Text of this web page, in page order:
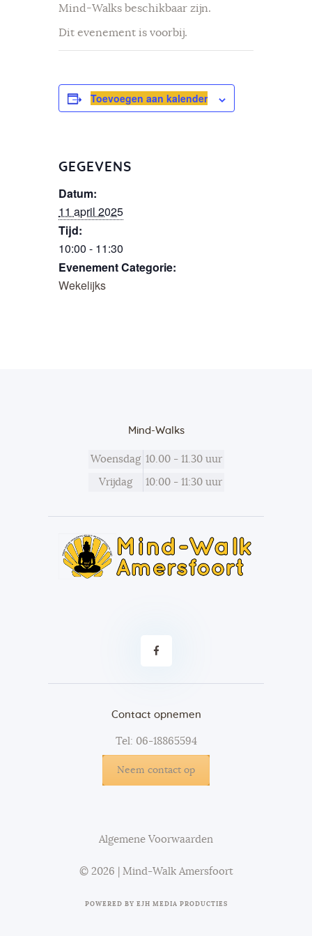
Mind-Walks beschikbaar zijn.
Dit evenement is voorbij.
Toevoegen aan kalender
GEGEVENS
Datum:
11 april 2025
Tijd:
10:00 - 11:30
Evenement Categorie:
Wekelijks
Mind-Walks
Woensdag 10.00 - 11.30 uur
Vrijdag 10:00 - 11:30 uur
Contact opnemen
Tel: 06-18865594
Neem contact op
Algemene Voorwaarden
© 2026 | Mind-Walk Amersfoort
POWERED BY EJH MEDIA PRODUCTIES